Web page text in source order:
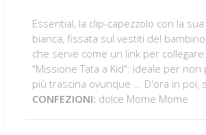
Essential, la clip-capezzolo con la
bianca, fissata sul vestiti del
che serve come un link per collegare
"Missione Tata a Kid": ideale per
più trascina ovunque ... D'ora in poi,
CONFEZIONI: dolce Mome Mome